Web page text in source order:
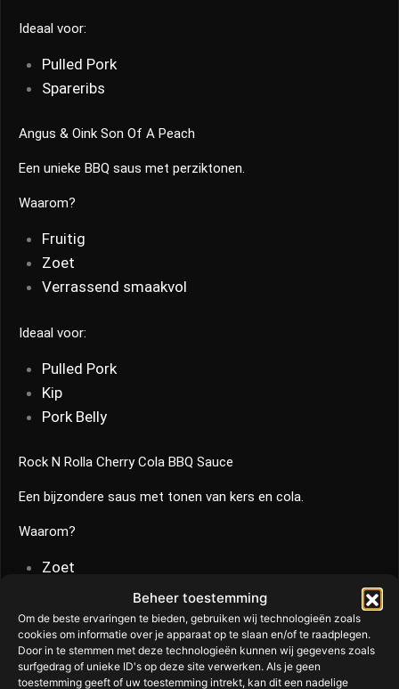
Beheer toestemming
Om de beste ervaringen te bieden, gebruiken wij technologieën zoals
cookies om informatie over je apparaat op te slaan en/of te raadplegen.
Door in te stemmen met deze technologieën kunnen wij gegevens zoals
surfgedrag of unieke ID's op deze site verwerken. Als je geen
toestemming geeft of uw toestemming intrekt, kan dit een nadelige
Ideaal voor:
Pulled Pork
Spareribs
Angus & Oink Son Of A Peach
Een unieke BBQ saus met perziktonen.
Waarom?
Fruitig
Zoet
Verrassend smaakvol
Ideaal voor:
Pulled Pork
Kip
Pork Belly
Rock N Rolla Cherry Cola BBQ Sauce
Een bijzondere saus met tonen van kers en cola.
Waarom?
Zoet
Perfect voor wedstrijdstijl BBQ
Ideaal voor: